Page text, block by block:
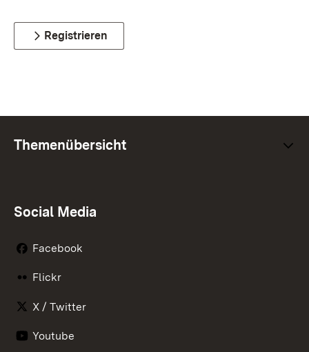
Registrieren
Themenübersicht
Social Media
Facebook
Flickr
X / Twitter
Youtube